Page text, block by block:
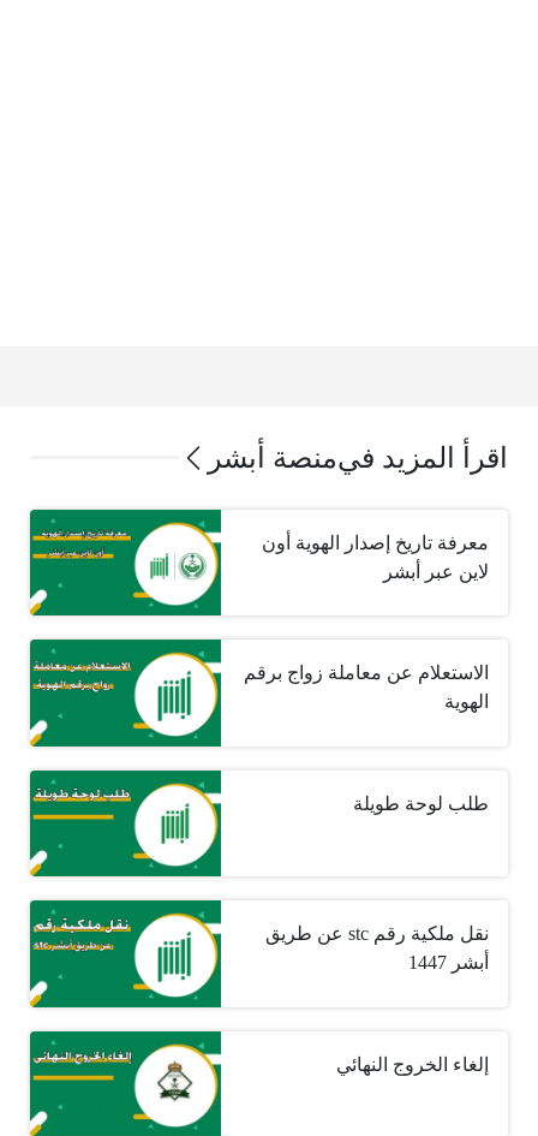
اقرأ المزيد فيمنصة أبشر
معرفة تاريخ إصدار الهوية أون
لاين عبر أبشر
الاستعلام عن معاملة زواج برقم
الهوية
طلب لوحة طويلة
نقل ملكية رقم stc عن طريق
أبشر 1447
إلغاء الخروج النهائي